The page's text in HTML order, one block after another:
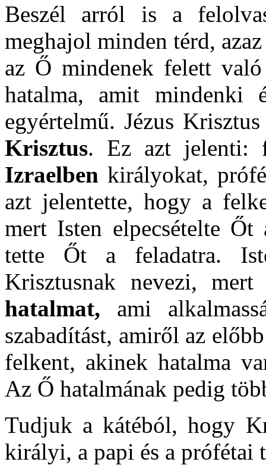
Beszél arról is a
meghajol minden térd,
az Ő mindenek felett
hatalma, amit
egyértelmű. Jézus
Krisztus. Ez azt jelenti:
Izraelben királyokat,
azt jelentette, hogy a
mert Isten elpecsételte Őt
tette Őt a feladatra.
Krisztusnak nevezi,
hatalmat, ami
szabadítást, amiről az
felkent, akinek hatalma
Az Ő hatalmának pedig
Tudjuk a kátéból, hogy
királyi, a papi és a